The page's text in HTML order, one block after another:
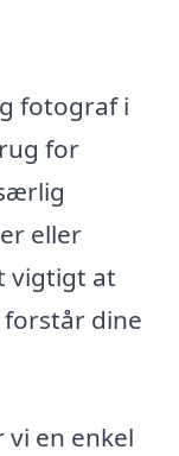
fotograf i
for
eller
vigtigt at
dine
en enkel